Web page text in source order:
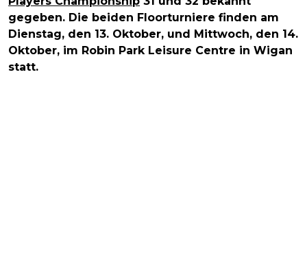
gegeben. Die beiden Floorturniere finden am
Dienstag, den 13. Oktober, und Mittwoch, den 14.
Oktober, im Robin Park Leisure Centre in Wigan
statt.